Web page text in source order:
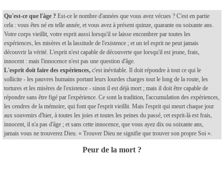
Qu'est-ce que l'âge ? Est-ce le nombre d'années que vous avez vécues ? C'est en partie
cela : vous êtes né en telle année, et vous avez à présent quinze, quarante ou soixante ans.
Votre corps vieillit, votre esprit aussi lorsqu'il se laisse encombrer par toutes les
expériences, les misères et la lassitude de l'existence ; et un tel esprit ne peut jamais
découvrir la vérité. L'esprit n'est capable de découverte que lorsqu'il est jeune, frais,
innocent : mais l'innocence n'est pas une question d'âge.
L'esprit doit faire des expériences, c'est inévitable. Il doit répondre à tout ce qui le
sollicite - les pauvres humains portant leurs lourdes charges tout le long de la route, les
tortures et les misères de l'existence - sinon il est déjà mort ; mais il doit être capable de
répondre sans être figé par l'expérience. Ce sont la tradition, l'accumulation des expériences,
les cendres de la mémoire, qui font que l'esprit vieillit. Mais l'esprit qui meurt chaque jour
aux souvenirs d'hier, à toutes les joies et toutes les peines du passé, cet esprit-là est frais,
innocent, il n'a pas d'âge ; et sans cette innocence, que vous ayez dix ou soixante ans,
jamais vous ne trouverez Dieu. « Trouver Dieu ne signifie que trouver son propre Soi ».
Peur de la mort ?